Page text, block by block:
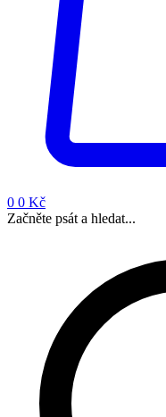
0 0 Kč
Začněte psát a hledat...